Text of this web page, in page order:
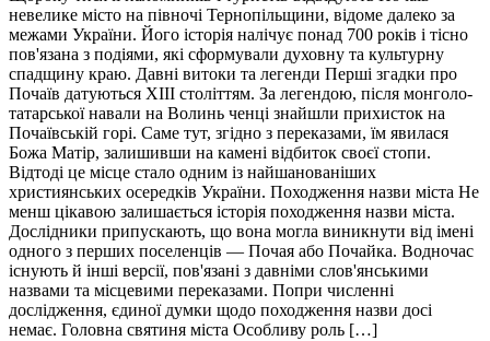
невелике місто на півночі Тернопільщини, відоме далеко за
межами України. Його історія налічує понад 700 років і тісно
пов'язана з подіями, які сформували духовну та культурну
спадщину краю. Давні витоки та легенди Перші згадки про
Почаїв датуються XIII століттям. За легендою, після монголо-
татарської навали на Волинь ченці знайшли прихисток на
Почаївській горі. Саме тут, згідно з переказами, їм явилася
Божа Матір, залишивши на камені відбиток своєї стопи.
Відтоді це місце стало одним із найшанованіших
християнських осередків України. Походження назви міста Не
менш цікавою залишається історія походження назви міста.
Дослідники припускають, що вона могла виникнути від імені
одного з перших поселенців — Почая або Почайка. Водночас
існують й інші версії, пов'язані з давніми слов'янськими
назвами та місцевими переказами. Попри численні
дослідження, єдиної думки щодо походження назви досі
немає. Головна святиня міста Особливу роль […]